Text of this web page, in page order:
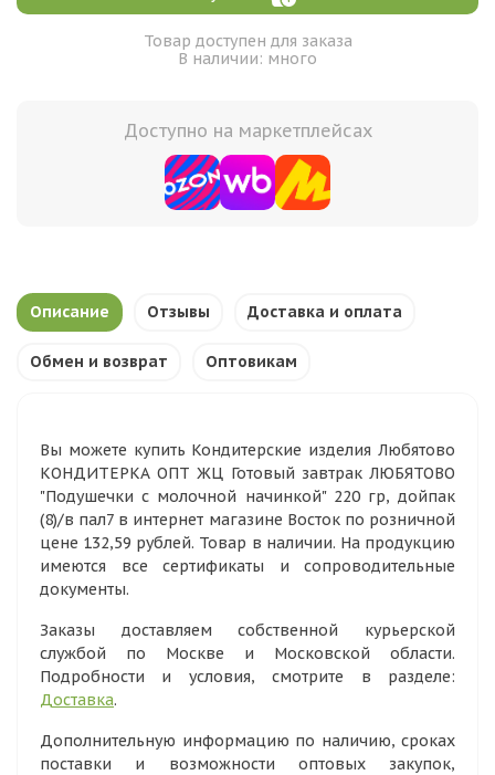
Товар доступен для заказа
В наличии: много
Доступно на маркетплейсах
Описание Отзывы Доставка и оплата
Обмен и возврат Оптовикам
Вы можете купить Кондитерские изделия Любятово
КОНДИТЕРКА ОПТ ЖЦ Готовый завтрак ЛЮБЯТОВО
"Подушечки с молочной начинкой" 220 гр, дойпак
(8)/в пал7 в интернет магазине Восток по розничной
цене 132,59 рублей. Товар в наличии. На продукцию
имеются все сертификаты и сопроводительные
документы.
Заказы доставляем собственной курьерской
службой по Москве и Московской области.
Подробности и условия, смотрите в разделе:
Доставка.
Дополнительную информацию по наличию, сроках
поставки и возможности оптовых закупок,